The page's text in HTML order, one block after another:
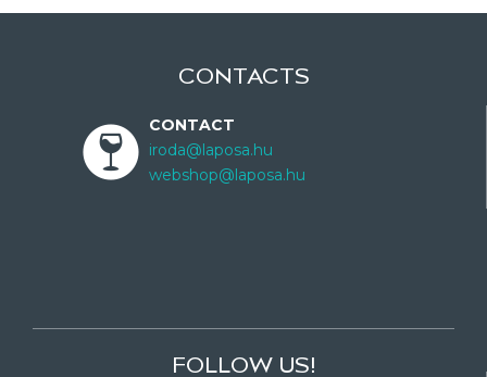
CONTACTS
CONTACT
iroda@laposa.hu
webshop@laposa.hu
FOLLOW US!